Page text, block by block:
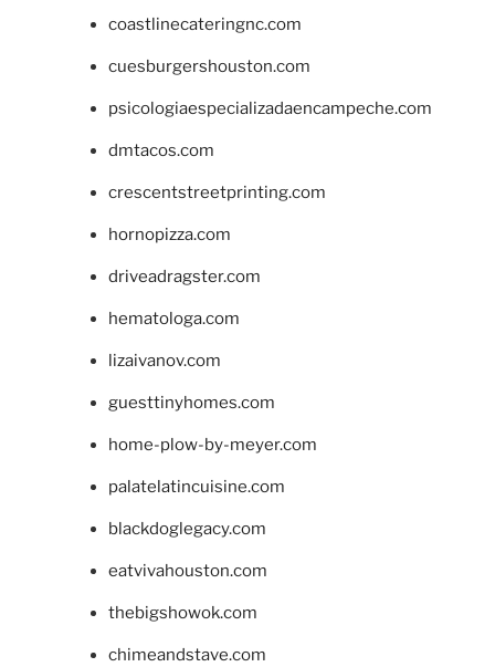
coastlinecateringnc.com
cuesburgershouston.com
psicologiaespecializadaencampeche.com
dmtacos.com
crescentstreetprinting.com
hornopizza.com
driveadragster.com
hematologa.com
lizaivanov.com
guesttinyhomes.com
home-plow-by-meyer.com
palatelatincuisine.com
blackdoglegacy.com
eatvivahouston.com
thebigshowok.com
chimeandstave.com